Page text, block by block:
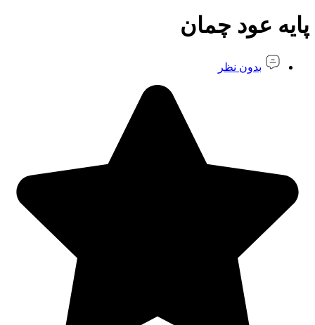
پایه عود چمان
بدون نظر